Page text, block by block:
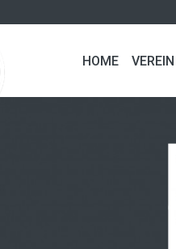
HOME VEREIN